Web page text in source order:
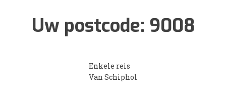
Uw postcode: 9008
Enkele reis
Van Schiphol